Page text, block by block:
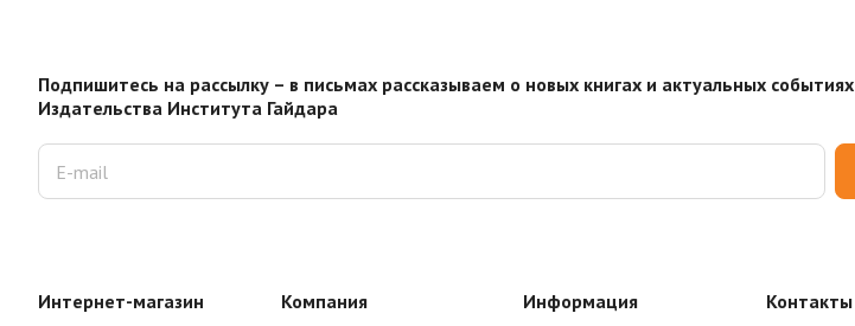
Подпишитесь на рассылку – в письмах рассказываем о новых книгах и актуальных событиях
Издательства Института Гайдара
Интернет-магазин Компания Информация Контакты